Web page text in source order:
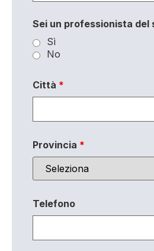
Sei un professionista del
Sì
No
Città *
Provincia *
Telefono